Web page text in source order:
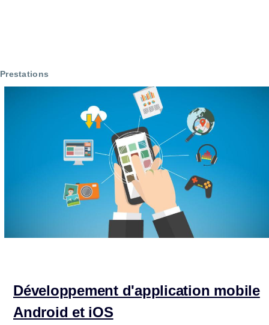
Prestations
Développement d'application mobile
Android et iOS